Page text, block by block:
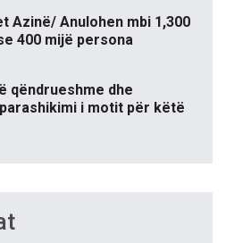
Azinë/ Anulohen mbi 1,300
400 mijë persona
qëndrueshme dhe
i motit për këtë